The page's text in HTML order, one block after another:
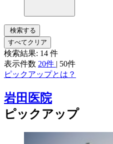
検索する
すべてクリア
検索結果: 14 件
表示件数 20件 | 50件
ピックアップとは？
岩田医院
ピックアップ